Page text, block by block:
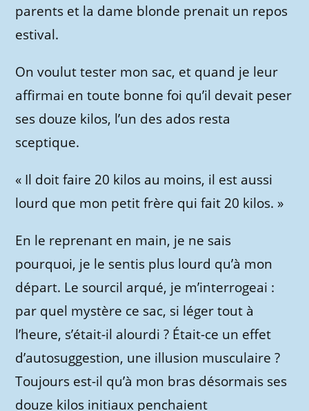
parents et la dame blonde prenait un repos
estival.
On voulut tester mon sac, et quand je leur
affirmai en toute bonne foi qu’il devait peser
ses douze kilos, l’un des ados resta
sceptique.
« Il doit faire 20 kilos au moins, il est aussi
lourd que mon petit frère qui fait 20 kilos. »
En le reprenant en main, je ne sais
pourquoi, je le sentis plus lourd qu’à mon
départ. Le sourcil arqué, je m’interrogeai :
par quel mystère ce sac, si léger tout à
l’heure, s’était-il alourdi ? Était-ce un effet
d’autosuggestion, une illusion musculaire ?
Toujours est-il qu’à mon bras désormais ses
douze kilos initiaux penchaient